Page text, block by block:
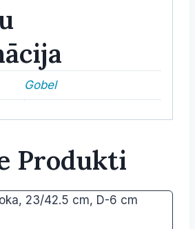
Gobel
Produkti